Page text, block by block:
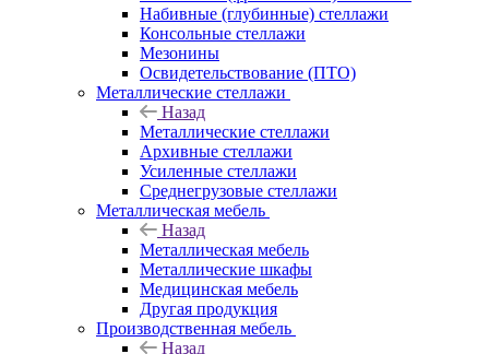
Набивные (глубинные) стеллажи
Консольные стеллажи
Мезонины
Освидетельствование (ПТО)
Металлические стеллажи
Назад
Металлические стеллажи
Архивные стеллажи
Усиленные стеллажи
Среднегрузовые стеллажи
Металлическая мебель
Назад
Металлическая мебель
Металлические шкафы
Медицинская мебель
Другая продукция
Производственная мебель
Назад